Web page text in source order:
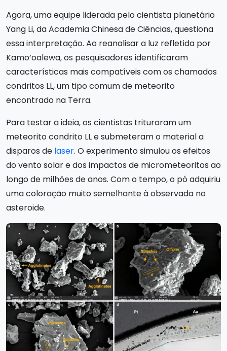
Agora, uma equipe liderada pelo cientista planetário
Yang Li, da Academia Chinesa de Ciências, questiona
essa interpretação. Ao reanalisar a luz refletida por
Kamo’oalewa, os pesquisadores identificaram
características mais compatíveis com os chamados
condritos LL, um tipo comum de meteorito
encontrado na Terra.
Para testar a ideia, os cientistas trituraram um
meteorito condrito LL e submeteram o material a
disparos de laser. O experimento simulou os efeitos
do vento solar e dos impactos de micrometeoritos ao
longo de milhões de anos. Com o tempo, o pó adquiriu
uma coloração muito semelhante à observada no
asteroide.